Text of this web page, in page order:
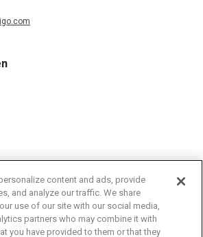
Cookie List
content and ads, provide
and analyze our traffic. We share
use of our site with our social media,
partners who may combine it with
you have provided to them or that they